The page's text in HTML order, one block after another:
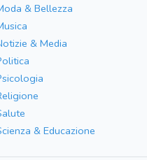
& Bellezza
& Media
& Educazione